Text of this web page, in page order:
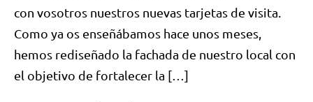
con vosotros nuestros nuevas tarjetas de visita.
Como ya os enseñábamos hace unos meses,
hemos rediseñado la fachada de nuestro local con
el objetivo de fortalecer la […]